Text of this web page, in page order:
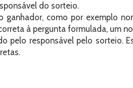
do sorteio.
ganhador, como por exemplo
à pergunta formulada, um
pelo responsável pelo sorteio.